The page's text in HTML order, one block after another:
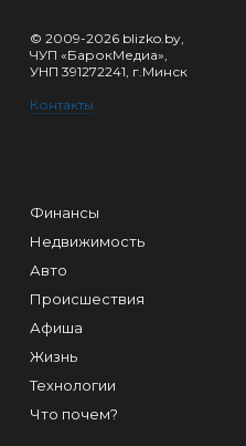
© 2009-2026 blizko.by,
ЧУП «БарокМедиа»,
УНП 391272241, г.Минск
Контакты
Финансы
Недвижимость
Авто
Происшествия
Афиша
Жизнь
Технологии
Что почем?